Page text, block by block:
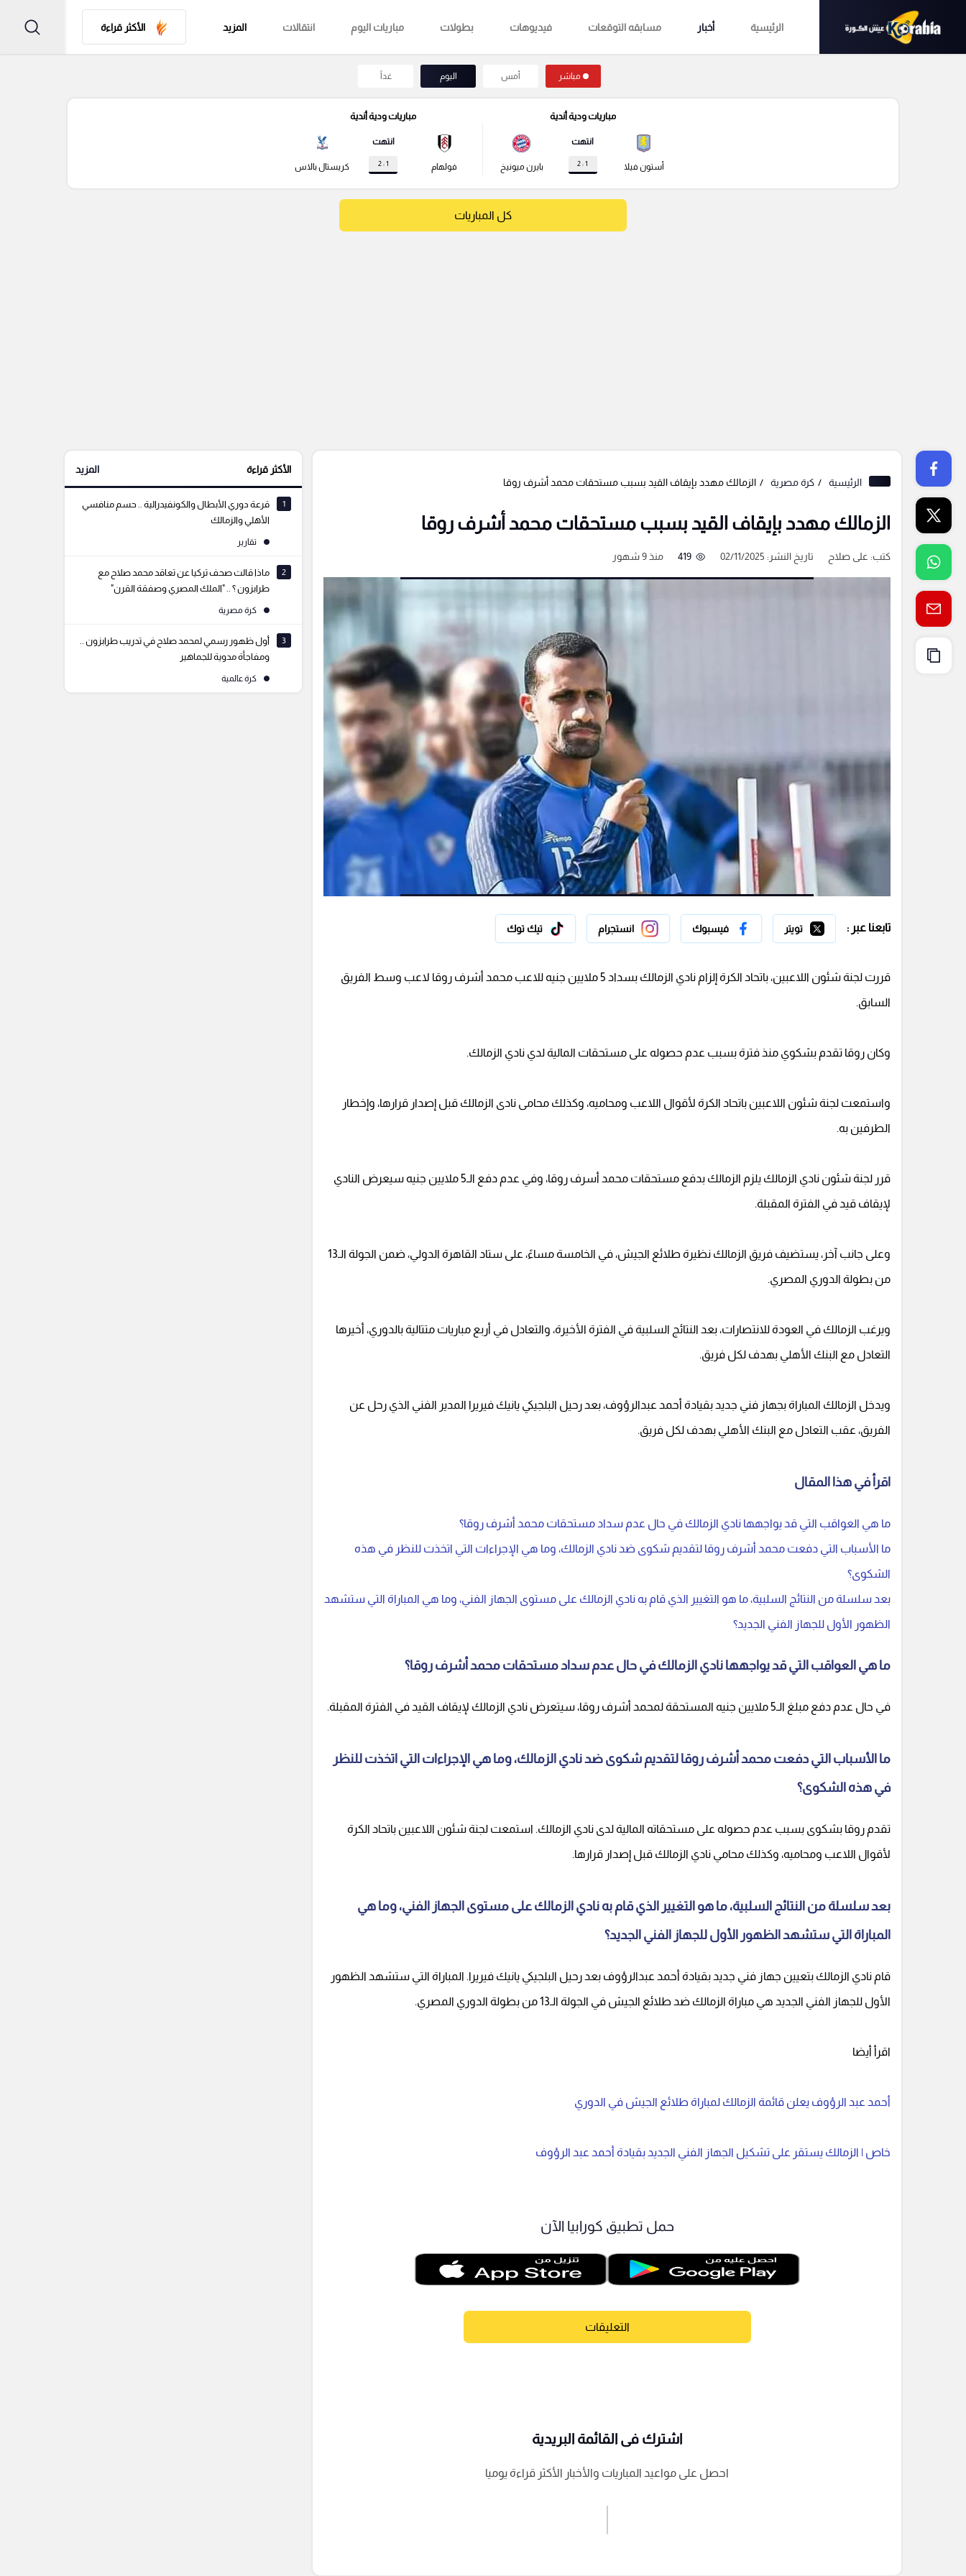
الرئيسية أخبار مسابقه التوقعات فيديوهات بطولات مباريات اليوم انتقالات المزيد الأكثر قراءة
مباشر أمس اليوم غداً
مباريات ودية أندية
أستون فيلا
انتهت
1 : 2 بايرن ميونيخ
مباريات ودية أندية
فولهام
انتهت
1 : 2 كريستال بالاس
كل المباريات
الرئيسية كرة مصرية الزمالك مهدد بإيقاف القيد بسبب مستحقات محمد أشرف روقا
الزمالك مهدد بإيقاف القيد بسبب مستحقات محمد أشرف روقا
كتب: على صلاح تاريخ النشر: 02/11/2025 419 منذ 9 شهور
تابعنا عبر : تويتر فيسبوك انستجرام تيك توك
قررت لجنة شئون اللاعبين، باتحاد الكرة إلزام نادي الزمالك بسداد 5 ملايين جنيه للاعب محمد أشرف روقا لاعب وسط الفريق
السابق.
وكان روقا تقدم بشكوي منذ فترة بسبب عدم حصوله على مستحقات المالية لدي نادي الزمالك.
واستمعت لجنة شئون اللاعبين باتحاد الكرة لأقوال اللاعب ومحاميه، وكذلك محامى نادى الزمالك قبل إصدار قرارها، وإخطار
الطرفين به.
قرر لجنة شئون نادي الزمالك يلزم الزمالك بدفع مستحقات محمد أسرف روقا، وفي عدم دفع الـ5 ملايين جنيه سيعرض النادي
لإيقاف قيد في الفترة المقبلة.
وعلى جانب آخر، يستضيف فريق الزمالك نظيرة طلائع الجيش، في الخامسة مساءً، على ستاد القاهرة الدولي، ضمن الجولة الـ13
من بطولة الدوري المصري.
ويرغب الزمالك في العودة للانتصارات، بعد النتائج السلبية في الفترة الأخيرة، والتعادل في أربع مباريات متتالية بالدوري، أخيرها
التعادل مع البنك الأهلي بهدف لكل فريق.
ويدخل الزمالك المباراة بجهاز فني جديد بقيادة أحمد عبدالرؤوف، بعد رحيل البلجيكي يانيك فيريرا المدير الفني الذي رحل عن
الفريق، عقب التعادل مع البنك الأهلي بهدف لكل فريق.
اقرأ في هذا المقال
ما هي العواقب التي قد يواجهها نادي الزمالك في حال عدم سداد مستحقات محمد أشرف روقا؟
ما الأسباب التي دفعت محمد أشرف روقا لتقديم شكوى ضد نادي الزمالك، وما هي الإجراءات التي اتخذت للنظر في هذه
الشكوى؟
بعد سلسلة من النتائج السلبية، ما هو التغيير الذي قام به نادي الزمالك على مستوى الجهاز الفني، وما هي المباراة التي ستشهد
الظهور الأول للجهاز الفني الجديد؟
ما هي العواقب التي قد يواجهها نادي الزمالك في حال عدم سداد مستحقات محمد أشرف روقا؟
في حال عدم دفع مبلغ الـ5 ملايين جنيه المستحقة لمحمد أشرف روقا، سيتعرض نادي الزمالك لإيقاف القيد في الفترة المقبلة.
ما الأسباب التي دفعت محمد أشرف روقا لتقديم شكوى ضد نادي الزمالك، وما هي الإجراءات التي اتخذت للنظر
في هذه الشكوى؟
تقدم روقا بشكوى بسبب عدم حصوله على مستحقاته المالية لدى نادي الزمالك. استمعت لجنة شئون اللاعبين باتحاد الكرة
لأقوال اللاعب ومحاميه، وكذلك محامي نادي الزمالك قبل إصدار قرارها.
بعد سلسلة من النتائج السلبية، ما هو التغيير الذي قام به نادي الزمالك على مستوى الجهاز الفني، وما هي
المباراة التي ستشهد الظهور الأول للجهاز الفني الجديد؟
قام نادي الزمالك بتعيين جهاز فني جديد بقيادة أحمد عبدالرؤوف بعد رحيل البلجيكي يانيك فيريرا. المباراة التي ستشهد الظهور
الأول للجهاز الفني الجديد هي مباراة الزمالك ضد طلائع الجيش في الجولة الـ13 من بطولة الدوري المصري.
اقرأ أيضا
أحمد عبد الرؤوف يعلن قائمة الزمالك لمباراة طلائع الجيش في الدوري
خاص | الزمالك يستقر على تشكيل الجهاز الفني الجديد بقيادة أحمد عبد الرؤوف
حمل تطبيق كورابيا الآن
التعليقات
إرسال تعليق
اشترك فى القائمة البريدية
احصل على مواعيد المباريات والأخبار الأكثر قراءة يوميا
الأكثر قراءة المزيد
1
قرعة دوري الأبطال والكونفيدرالية .. حسم منافسي
الأهلي والزمالك
تقارير
2
ماذا قالت صحف تركيا عن تعاقد محمد صلاح مع
طرابزون ؟ .. "الملك المصري وصفقة القرن"
كرة مصرية
3
أول ظهور رسمي لمحمد صلاح في تدريب طرابزون ..
ومفاجأة مدوية للجماهير
كرة عالمية